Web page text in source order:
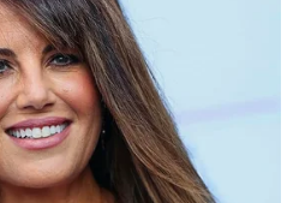
Nabburg-Neusath wurde
im Nachbarort Perschen,
1964 eine Pfarrhofanlage
wurde. Dieser zweite
des Museums, das